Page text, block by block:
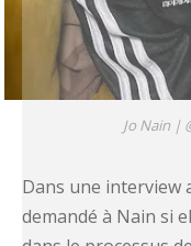
Jo Nain |
Dans une interview
demandé à Nain si